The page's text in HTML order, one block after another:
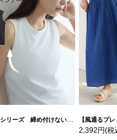
ンクトップ | 大きいサイズの通販ならハッピーマリリン 【風通るプレミアム】 2丈展開 綿 楊
2,392円(税